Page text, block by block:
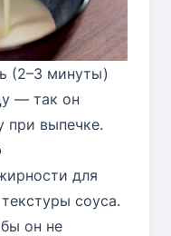
(2–3 минуты)
— так он
при выпечке.
для
соуса.
он не